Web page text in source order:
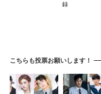
録
こちらも投票お願いします！